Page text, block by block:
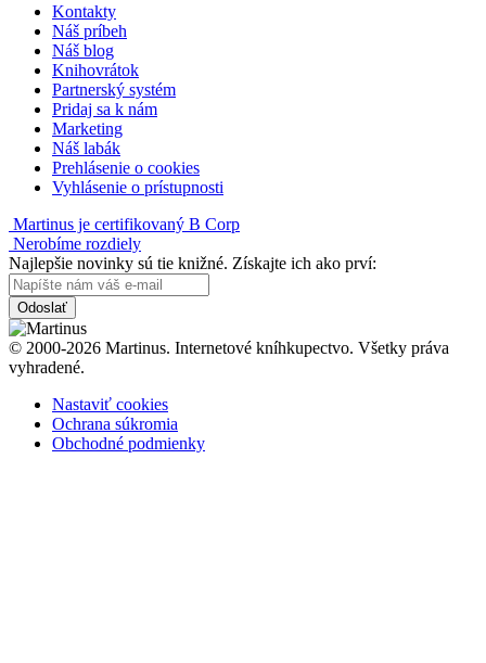
Kontakty
Náš príbeh
Náš blog
Knihovrátok
Partnerský systém
Pridaj sa k nám
Marketing
Náš labák
Prehlásenie o cookies
Vyhlásenie o prístupnosti
Martinus je certifikovaný B Corp
Nerobíme rozdiely
Najlepšie novinky sú tie knižné. Získajte ich ako prví:
Odoslať
© 2000-2026 Martinus. Internetové kníhkupectvo. Všetky práva
vyhradené.
Nastaviť cookies
Ochrana súkromia
Obchodné podmienky